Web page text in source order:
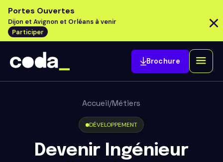
Portes Ouvertes
Dijon et Avignon et Orléans à venir
Participer
Brochure
Accueil/Métiers
DÉVELOPPEMENT
Devenir Ingénieur